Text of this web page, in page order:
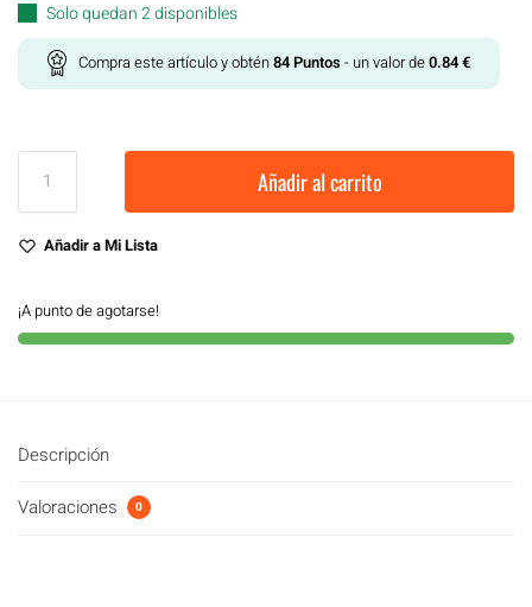
Solo quedan 2 disponibles
Compra este artículo y obtén84Puntos - un valor de0.84€
Añadir al carrito
Añadir a Mi Lista
¡A punto de agotarse!
Descripción
Valoraciones 0